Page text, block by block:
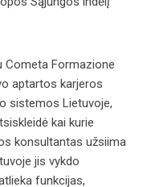
Cometa Formazione
aptartos karjeros
sistemos Lietuvoje,
kai kurie
konsultantas užsiima
jis vykdo
funkcijas,